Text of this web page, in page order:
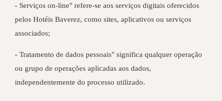
- Serviços on-line" refere-se aos serviços digitais oferecidos
pelos Hotéis Baverez, como sites, aplicativos ou serviços
associados;
- Tratamento de dados pessoais" significa qualquer operação
ou grupo de operações aplicadas aos dados,
independentemente do processo utilizado.